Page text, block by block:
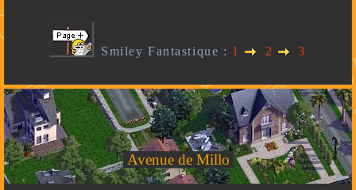
Smiley Fantastique : 1 2 3
Avenue de Millo